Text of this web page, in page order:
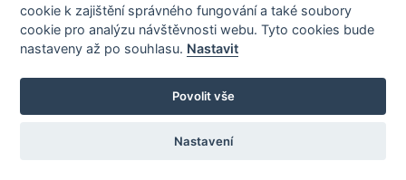
Mikuláš Hrubý
Engel & Völkers
cookie k zajištění správného fungování a také soubory
cookie pro analýzu návštěvnosti webu. Tyto cookies bude
nastaveny až po souhlasu. Nastavit
Povolit vše
Nastavení